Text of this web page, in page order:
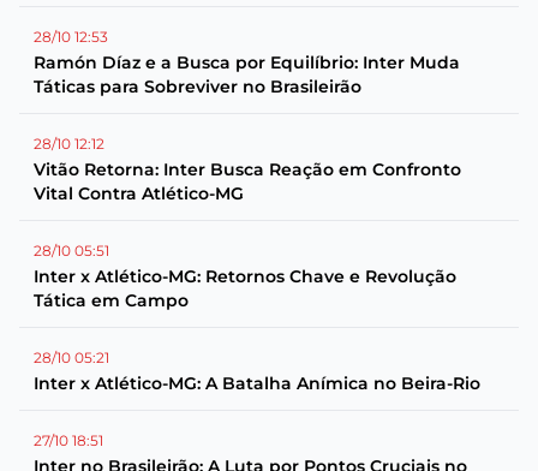
28/10 12:53
Ramón Díaz e a Busca por Equilíbrio: Inter Muda
Táticas para Sobreviver no Brasileirão
28/10 12:12
Vitão Retorna: Inter Busca Reação em Confronto
Vital Contra Atlético-MG
28/10 05:51
Inter x Atlético-MG: Retornos Chave e Revolução
Tática em Campo
28/10 05:21
Inter x Atlético-MG: A Batalha Anímica no Beira-Rio
27/10 18:51
Inter no Brasileirão: A Luta por Pontos Cruciais no